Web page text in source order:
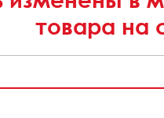
товара на